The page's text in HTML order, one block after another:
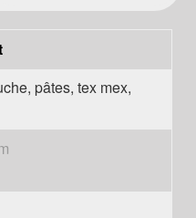
pâtes, tex mex,